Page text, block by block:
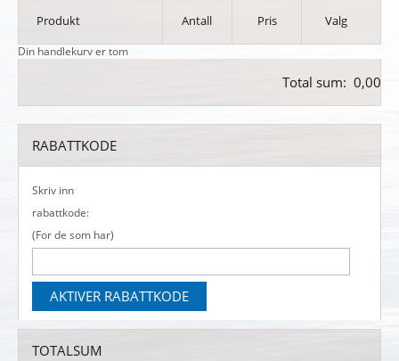
Produkt Antall Pris Valg
Din handlekurv er tom
Total sum: 0,00
RABATTKODE
Skriv inn
rabattkode:
(For de som har)
AKTIVER RABATTKODE
TOTALSUM